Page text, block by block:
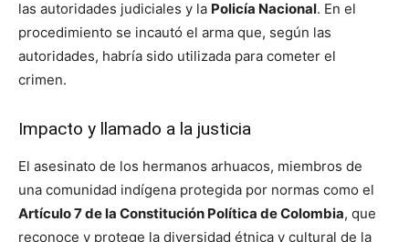
las autoridades judiciales y la Policía Nacional. En el
procedimiento se incautó el arma que, según las
autoridades, habría sido utilizada para cometer el
crimen.
Impacto y llamado a la justicia
El asesinato de los hermanos arhuacos, miembros de
una comunidad indígena protegida por normas como el
Artículo 7 de la Constitución Política de Colombia, que
reconoce y protege la diversidad étnica y cultural de la